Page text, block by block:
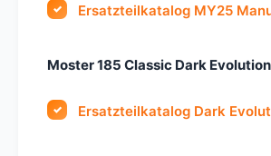
Ersatzteilkatalog MY25
Moster 185 Classic Dark Evolution
Ersatzteilkatalog Dark